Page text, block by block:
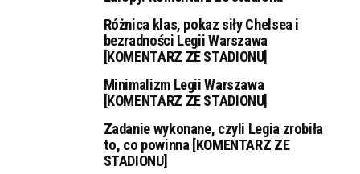
Różnica klas, pokaz siły Chelsea i
bezradności Legii Warszawa
[KOMENTARZ ZE STADIONU]
Minimalizm Legii Warszawa
[KOMENTARZ ZE STADIONU]
Zadanie wykonane, czyli Legia zrobiła
to, co powinna [KOMENTARZ ZE
STADIONU]